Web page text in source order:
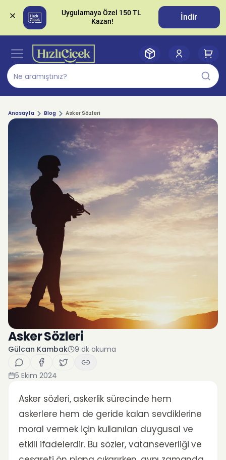
Uygulamaya Özel 150 TL
İndir
Anasayfa Blog Asker Sözleri
Asker Sözleri
Gülcan Kambak 9 dk okuma
5 Ekim 2024
Asker sözleri, askerlik sürecinde hem
askerlere hem de geride kalan sevdiklerine
moral vermek için kullanılan duygusal ve
etkili ifadelerdir. Bu sözler, vatanseverliği ve